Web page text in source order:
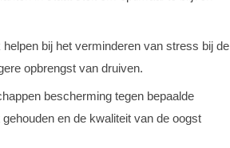
bij het verminderen van stress bij de
opbrengst van druiven.
bescherming tegen bepaalde
en de kwaliteit van de oogst